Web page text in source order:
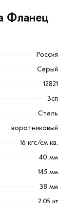
значимый узел
Фланец
Россия
Серый
12821
3сп
Сталь
воротниковый
16 кгс/см кв.
40 мм
145 мм
38 мм
2.05 кг